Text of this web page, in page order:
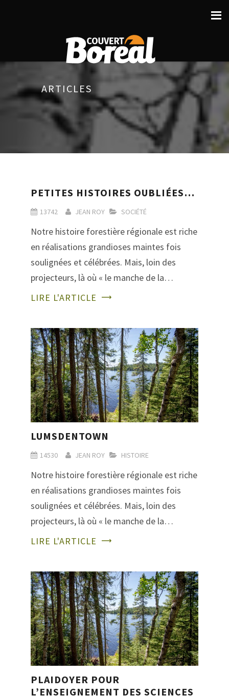
ARTICLES
PETITES HISTOIRES OUBLIÉES…
13742 JEAN ROY SOCIÉTÉ
Notre histoire forestière régionale est riche
en réalisations grandioses maintes fois
soulignées et célébrées. Mais, loin des
projecteurs, là où « le manche de la…
LIRE L'ARTICLE
LUMSDENTOWN
14530 JEAN ROY HISTOIRE
Notre histoire forestière régionale est riche
en réalisations grandioses maintes fois
soulignées et célébrées. Mais, loin des
projecteurs, là où « le manche de la…
LIRE L'ARTICLE
PLAIDOYER POUR
L’ENSEIGNEMENT DES SCIENCES